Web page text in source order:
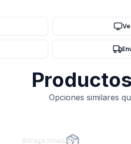
Opciones similares
Entrega inmediata